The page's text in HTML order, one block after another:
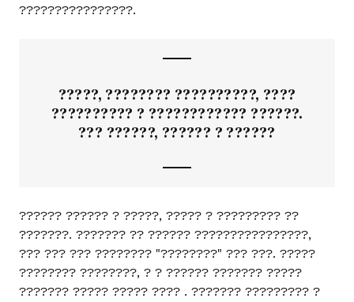
????????????????.
?????, ???????? ??????????, ????
?????????? ? ???????????? ??????.
??? ??????, ?????? ? ??????
?????? ?????? ? ?????, ????? ? ????????? ??
???????. ??????? ?? ?????? ????????????????,
??? ??? ??? ???????? "????????" ??? ???. ?????
???????? ????????, ? ? ?????? ??????? ?????
??????? ????? ????? ???? . ??????? ????????? ?